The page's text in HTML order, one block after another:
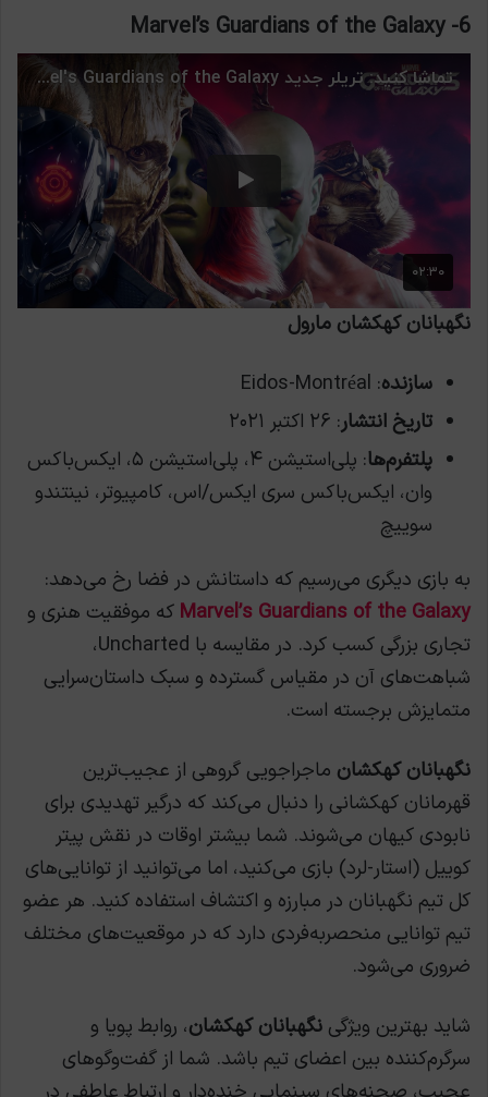
6-
Marvel’s Guardians of the Galaxy
نگهبانان کهکشان مارول
سازنده: Eidos-Montréal
تاریخ انتشار: ۲۶ اکتبر ۲۰۲۱
پلتفرم‌ها
: پلی‌استیشن ۴، پلی‌استیشن ۵، ایکس‌باکس
وان، ایکس‌باکس سری ایکس/اس، کامپیوتر، نینتندو
سوییچ
به بازی دیگری می‌رسیم که داستانش در فضا رخ می‌دهد:
Marvel’s Guardians of the Galaxy که موفقیت هنری و
تجاری بزرگی کسب کرد. در مقایسه با Uncharted،
شباهت‌های آن در مقیاس گسترده و سبک داستان‌سرایی
متمایزش برجسته است.
نگهبانان کهکشان ماجراجویی گروهی از عجیب‌ترین
قهرمانان کهکشانی را دنبال می‌کند که درگیر تهدیدی برای
نابودی کیهان می‌شوند. شما بیشتر اوقات در نقش پیتر
کوییل (استار-لرد) بازی می‌کنید، اما می‌توانید از توانایی‌های
کل تیم نگهبانان در مبارزه و اکتشاف استفاده کنید. هر عضو
تیم توانایی منحصربه‌فردی دارد که در موقعیت‌های مختلف
ضروری می‌شود.
شاید بهترین ویژگی نگهبانان کهکشان، روابط پویا و
سرگرم‌کننده بین اعضای تیم باشد. شما از گفت‌وگوهای